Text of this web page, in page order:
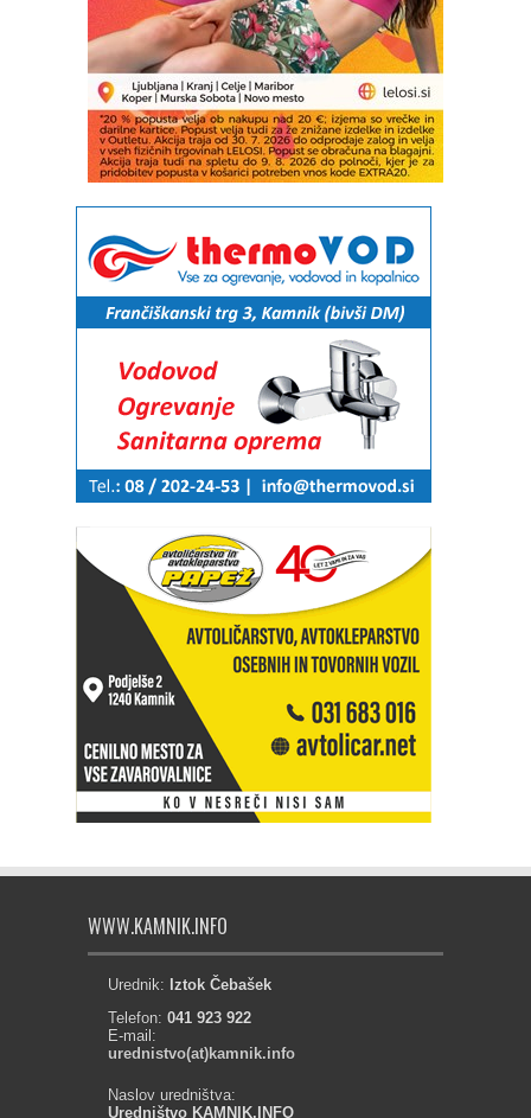
WWW.KAMNIK.INFO
Urednik: Iztok Čebašek
Telefon: 041 923 922
E-mail:
urednistvo(at)kamnik.info
Naslov uredništva:
Uredništvo KAMNIK.INFO